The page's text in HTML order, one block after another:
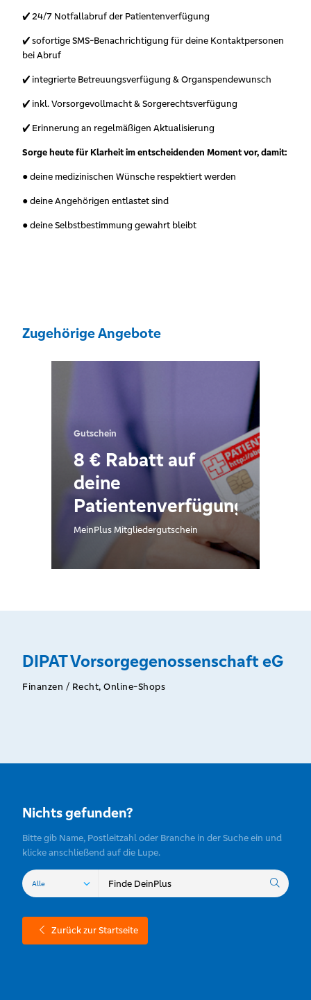
✔ 24/7 Notfallabruf der Patientenverfügung
✔ sofortige SMS-Benachrichtigung für deine Kontaktpersonen
bei Abruf
✔ integrierte Betreuungsverfügung & Organspendewunsch
✔ inkl. Vorsorgevollmacht & Sorgerechtsverfügung
✔ Erinnerung an regelmäßigen Aktualisierung
Sorge heute für Klarheit im entscheidenden Moment vor, damit:
● deine medizinischen Wünsche respektiert werden
● deine Angehörigen entlastet sind
● deine Selbstbestimmung gewahrt bleibt
Zugehörige Angebote
Gutschein
8 € Rabatt auf
deine
Patientenverfügung
MeinPlus Mitgliedergutschein
DIPAT Vorsorgegenossenschaft eG
Finanzen / Recht, Online-Shops
Nichts gefunden?
Bitte gib Name, Postleitzahl oder Branche in der Suche ein und
klicke anschließend auf die Lupe.
Zurück zur Startseite